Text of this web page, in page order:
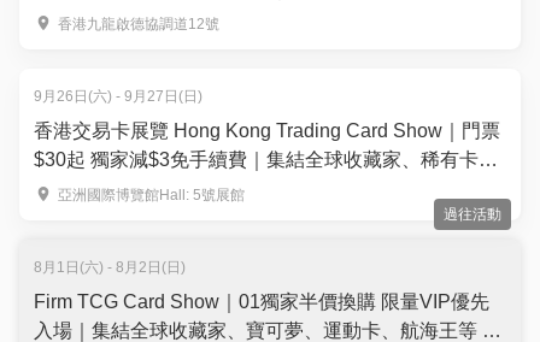
子滙香港九龍啟德協調道12號
9月26日(六) - 9月27日(日)
香港交易卡展覽 Hong Kong Trading Card Show｜門票
$30起 獨家減$3免手續費｜集結全球收藏家、稀有卡
150+攤位— 運動卡、寶可夢、集換式卡牌遊戲、航海王
亞洲國際博覽館Hall: 5號展館
過往活動
8月1日(六) - 8月2日(日)
Firm TCG Card Show｜01獨家半價換購 限量VIP優先
入場｜集結全球收藏家、寶可夢、運動卡、航海王等 ｜